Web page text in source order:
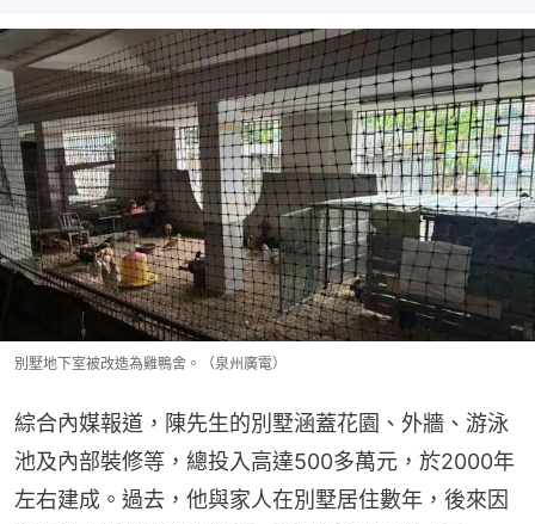
別墅地下室被改造為雞鴨舍。（泉州廣電）
綜合內媒報道，陳先生的別墅涵蓋花園、外牆、游泳
池及內部裝修等，總投入高達500多萬元，於2000年
左右建成。過去，他與家人在別墅居住數年，後來因